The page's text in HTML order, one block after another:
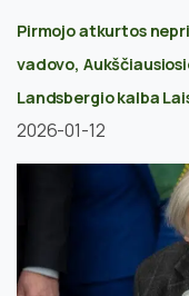
Pirmojo atkurtos
vadovo,
Landsbergio kalba
2026-01-12